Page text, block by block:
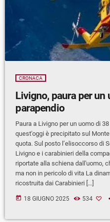
CRONACA
Livigno, paura per
parapendio
Paura a Livigno per un uomo di
quest'oggi è precipitato sul
quota. Sul posto l’elisoccorso di
Livigno e i carabinieri della
riportate alla schiena dall'uomo,
ma non in pericolo di vita La
ricostruita dai Carabinieri […]
today 18 GIUGNO 2025 534